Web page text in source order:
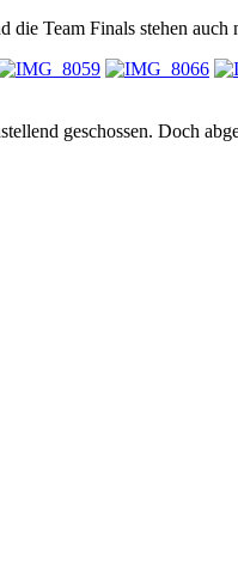
Team Finals stehen auch
geschossen. Doch